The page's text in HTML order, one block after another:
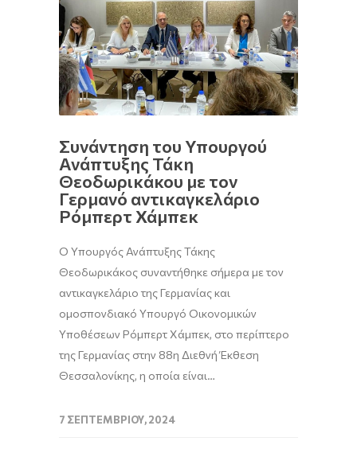
Συνάντηση του Υπουργού
Ανάπτυξης Τάκη
Θεοδωρικάκου με τον
Γερμανό αντικαγκελάριο
Ρόμπερτ Χάμπεκ
Ο Υπουργός Ανάπτυξης Τάκης
Θεοδωρικάκος συναντήθηκε σήμερα με τον
αντικαγκελάριο της Γερμανίας και
ομοσπονδιακό Υπουργό Οικονομικών
Υποθέσεων Ρόμπερτ Χάμπεκ, στο περίπτερο
της Γερμανίας στην 88η Διεθνή Έκθεση
Θεσσαλονίκης, η οποία είναι…
7 ΣΕΠΤΕΜΒΡΊΟΥ, 2024